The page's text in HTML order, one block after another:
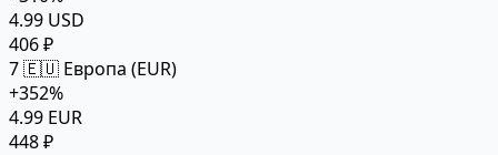
4.99 USD
406 ₽
7🇪🇺 Европа (EUR)
+352%
4.99 EUR
448 ₽